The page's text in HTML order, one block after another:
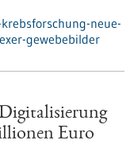
neue-
gewebebilder
Euro